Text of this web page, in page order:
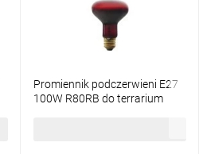
Promiennik podczerwieni E27
100W R80RB do terrarium